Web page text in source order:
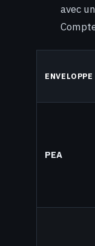
avec
ENVELOPPE
PEA